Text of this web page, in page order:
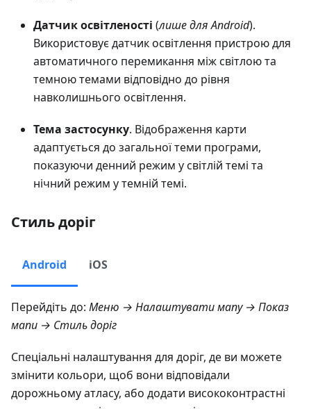
Датчик освітленості (лише для Android).
Використовує датчик освітлення пристрою для
автоматичного перемикання між світлою та
темною темами відповідно до рівня
навколишнього освітлення.
Тема застосунку. Відображення карти
адаптується до загальної теми програми,
показуючи денний режим у світлій темі та
нічний режим у темній темі.
Стиль доріг
Android iOS
Перейдіть до: Меню → Налаштувати мапу → Показ
мапи → Стиль доріг
Спеціальні налаштування для доріг, де ви можете
змінити кольори, щоб вони відповідали
дорожньому атласу, або додати висококонтрастні